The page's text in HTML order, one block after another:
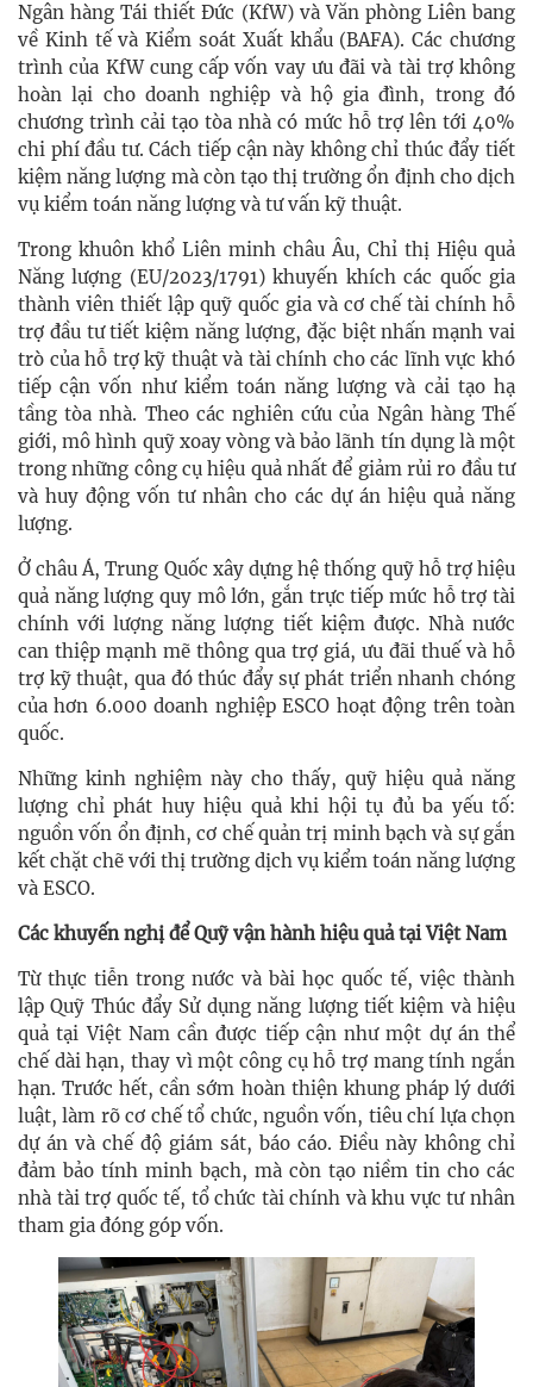
Ngân hàng Tái thiết Đức (KfW) và Văn phòng Liên bang
về Kinh tế và Kiểm soát Xuất khẩu (BAFA). Các chương
trình của KfW cung cấp vốn vay ưu đãi và tài trợ không
hoàn lại cho doanh nghiệp và hộ gia đình, trong đó
chương trình cải tạo tòa nhà có mức hỗ trợ lên tới 40%
chi phí đầu tư. Cách tiếp cận này không chỉ thúc đẩy tiết
kiệm năng lượng mà còn tạo thị trường ổn định cho dịch
vụ kiểm toán năng lượng và tư vấn kỹ thuật.
Trong khuôn khổ Liên minh châu Âu, Chỉ thị Hiệu quả
Năng lượng (EU/2023/1791) khuyến khích các quốc gia
thành viên thiết lập quỹ quốc gia và cơ chế tài chính hỗ
trợ đầu tư tiết kiệm năng lượng, đặc biệt nhấn mạnh vai
trò của hỗ trợ kỹ thuật và tài chính cho các lĩnh vực khó
tiếp cận vốn như kiểm toán năng lượng và cải tạo hạ
tầng tòa nhà. Theo các nghiên cứu của Ngân hàng Thế
giới, mô hình quỹ xoay vòng và bảo lãnh tín dụng là một
trong những công cụ hiệu quả nhất để giảm rủi ro đầu tư
và huy động vốn tư nhân cho các dự án hiệu quả năng
lượng.
Ở châu Á, Trung Quốc xây dựng hệ thống quỹ hỗ trợ hiệu
quả năng lượng quy mô lớn, gắn trực tiếp mức hỗ trợ tài
chính với lượng năng lượng tiết kiệm được. Nhà nước
can thiệp mạnh mẽ thông qua trợ giá, ưu đãi thuế và hỗ
trợ kỹ thuật, qua đó thúc đẩy sự phát triển nhanh chóng
của hơn 6.000 doanh nghiệp ESCO hoạt động trên toàn
quốc.
Những kinh nghiệm này cho thấy, quỹ hiệu quả năng
lượng chỉ phát huy hiệu quả khi hội tụ đủ ba yếu tố:
nguồn vốn ổn định, cơ chế quản trị minh bạch và sự gắn
kết chặt chẽ với thị trường dịch vụ kiểm toán năng lượng
và ESCO.
Các khuyến nghị để Quỹ vận hành hiệu quả tại Việt Nam
Từ thực tiễn trong nước và bài học quốc tế, việc thành
lập Quỹ Thúc đẩy Sử dụng năng lượng tiết kiệm và hiệu
quả tại Việt Nam cần được tiếp cận như một dự án thể
chế dài hạn, thay vì một công cụ hỗ trợ mang tính ngắn
hạn. Trước hết, cần sớm hoàn thiện khung pháp lý dưới
luật, làm rõ cơ chế tổ chức, nguồn vốn, tiêu chí lựa chọn
dự án và chế độ giám sát, báo cáo. Điều này không chỉ
đảm bảo tính minh bạch, mà còn tạo niềm tin cho các
nhà tài trợ quốc tế, tổ chức tài chính và khu vực tư nhân
tham gia đóng góp vốn.